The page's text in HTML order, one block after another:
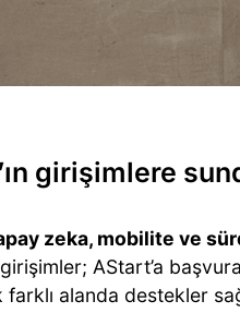
girişimlere
zeka, mobilite ve
AStart’a
alanda destekler